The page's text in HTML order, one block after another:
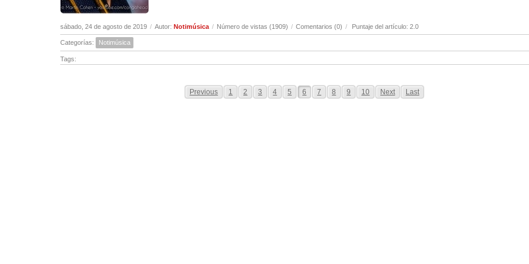
sábado, 24 de agosto de 2019 / Autor: Notimúsica / Número de vistas (1909) / Comentarios (0) / Puntaje del artículo: 2.0
Categorías: Notimúsica
Tags:
Previous 1 2 3 4 5 6 7 8 9 10 Next Last